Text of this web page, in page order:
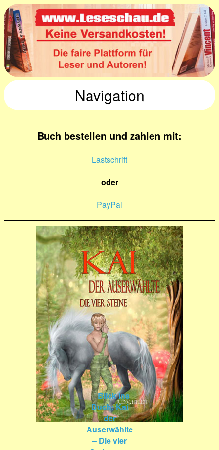
Navigation
Buch bestellen und zahlen mit:
Lastschrift
oder
PayPal